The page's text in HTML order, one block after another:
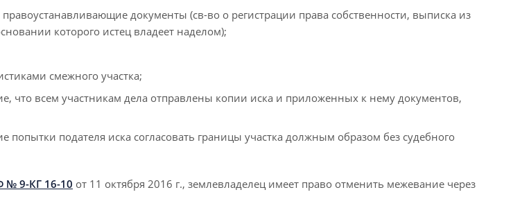
документы (св-во о регистрации права собственности, выписка из
которого истец владеет наделом);
смежного участка;
что всем участникам дела отправлены копии иска и приложенных к нему документов,
подателя иска согласовать границы участка должным образом без судебного
№ 9-КГ 16-10 от 11 октября 2016 г., землевладелец имеет право отменить межевание через